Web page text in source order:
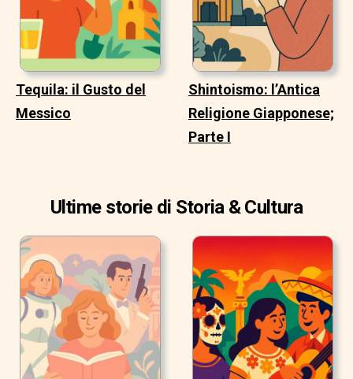
Tequila: il Gusto del
Messico
Shintoismo: l’Antica
Religione Giapponese;
Parte I
Ultime storie di Storia & Cultura